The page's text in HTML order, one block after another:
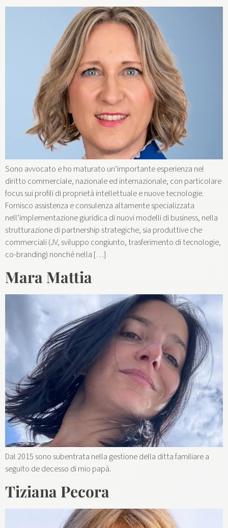
Sono avvocato e ho maturato un’importante esperienza nel
diritto commerciale, nazionale ed internazionale, con particolare
focus sui profili di proprietà intellettuale e nuove tecnologie.
Fornisco assistenza e consulenza altamente specializzata
nell’implementazione giuridica di nuovi modelli di business, nella
strutturazione di partnership strategiche, sia produttive che
commerciali (JV, sviluppo congiunto, trasferimento di tecnologie,
co-branding) nonché nella […]
Mara Mattia
Dal 2015 sono subentrata nella gestione della ditta familiare a
seguito de decesso di mio papà.
Tiziana Pecora